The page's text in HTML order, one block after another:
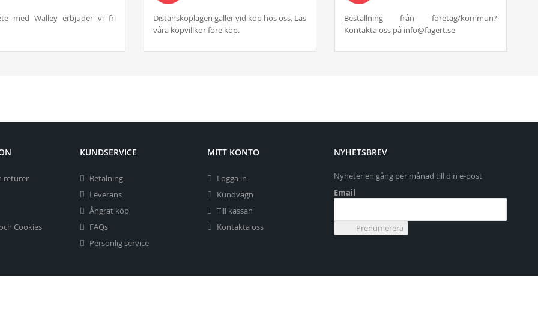
med Walley erbjuder vi fri
Distansköplagen gäller vid köp hos oss. Läs
våra köpvillkor före köp.
Beställning från företag/kommun?
Kontakta oss på info@fagert.se
returer
Cookies
KUNDSERVICE
Betalning
Leverans
Ångrat köp
FAQs
Personlig service
MITT KONTO
Logga in
Kundvagn
Till kassan
Kontakta oss
NYHETSBREV
Nyheter en gång per månad till din e-post
Email